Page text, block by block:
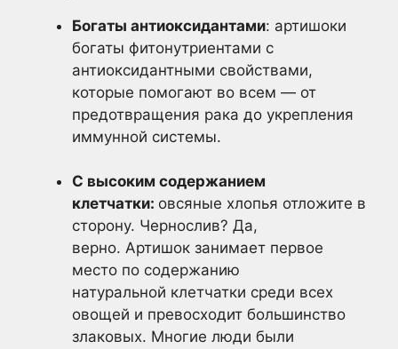
Богаты антиоксидантами: артишоки
богаты фитонутриентами с
антиоксидантными свойствами,
которые помогают во всем — от
предотвращения рака до укрепления
иммунной системы.
С высоким содержанием
клетчатки: овсяные хлопья отложите в
сторону. Чернослив? Да,
верно. Артишок занимает первое
место по содержанию
натуральной клетчатки среди всех
овощей и превосходит большинство
злаковых. Многие люди были